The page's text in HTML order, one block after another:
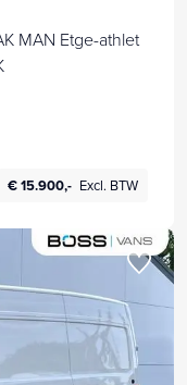
MAN Etge-athlet
€ 15.900,- Excl. BTW